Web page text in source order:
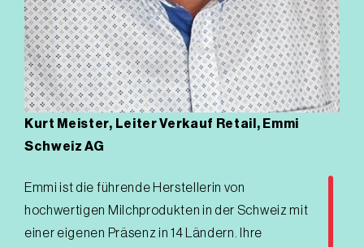
Kurt Meister, Leiter Verkauf Retail, Emmi
Schweiz AG
Emmi ist die führende Herstellerin von
hochwertigen Milchprodukten in der Schweiz mit
einer eigenen Präsenz in 14 Ländern. Ihre